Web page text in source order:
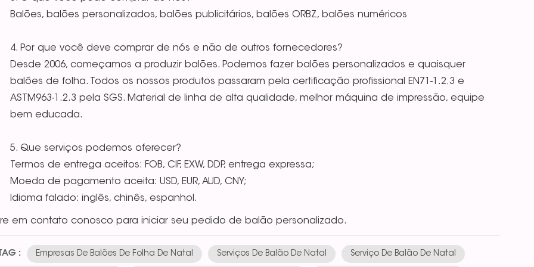
Balões, balões personalizados, balões publicitários, balões ORBZ, balões numéricos
4. Por que você deve comprar de nós e não de outros fornecedores?
Desde 2006, começamos a produzir balões. Podemos fazer balões personalizados e quaisquer
balões de folha. Todos os nossos produtos passaram pela certificação profissional EN71-1.2.3 e
ASTM963-1.2.3 pela SGS. Material de linha de alta qualidade, melhor máquina de impressão, equipe
bem educada.
5. Que serviços podemos oferecer?
Termos de entrega aceitos: FOB, CIF, EXW, DDP, entrega expressa;
Moeda de pagamento aceita: USD, EUR, AUD, CNY;
Idioma falado: inglês, chinês, espanhol.
em contato conosco para iniciar seu pedido de balão personalizado.
: Empresas De Balões De Folha De Natal Serviços De Balão De Natal Serviço De Balão De Natal